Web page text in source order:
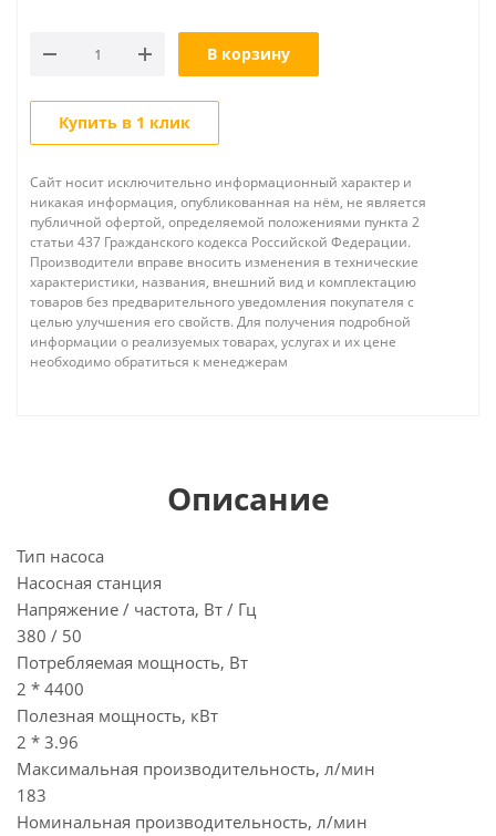
В корзину
Купить в 1 клик
Сайт носит исключительно информационный характер и
никакая информация, опубликованная на нём, не является
публичной офертой, определяемой положениями пункта 2
статьи 437 Гражданского кодекса Российской Федерации.
Производители вправе вносить изменения в технические
характеристики, названия, внешний вид и комплектацию
товаров без предварительного уведомления покупателя с
целью улучшения его свойств. Для получения подробной
информации о реализуемых товарах, услугах и их цене
необходимо обратиться к менеджерам
Описание
Тип насоса
Насосная станция
Напряжение / частота, Вт / Гц
380 / 50
Потребляемая мощность, Вт
2 * 4400
Полезная мощность, кВт
2 * 3.96
Максимальная производительность, л/мин
183
Номинальная производительность, л/мин